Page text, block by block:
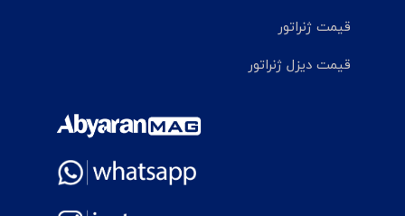
قیمت ژنراتور
قیمت دیزل ژنراتور